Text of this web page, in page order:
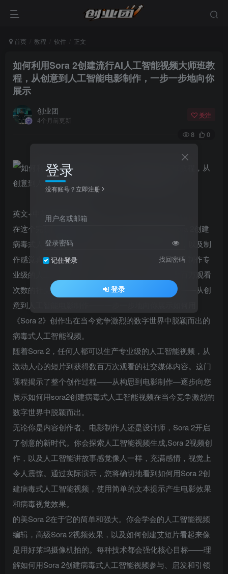
首页 教程 软件 正文
如何利用Sora 2创建流行AI人工智能视频大师班教
程，从创意到人工智能电影制作，一步一步地向你
展示
创业团
4个月前更新
关注
8 0
英文+中英字幕|1080P
在这个完整的
大师班中，你将发现如何用Sora 2创建
病毒式人工智能视频，将文本转换成电影视觉效果，以及制
作感觉真实生动的故事。有了Sora 2，任何人都可以制作专
业级的人工智能视频，从令人惊叹的短片到获得数百万观看
次数的社交媒体内容。本课程揭示了整个创作过程——从创
意到人工智能电影制作——一步一步地向你展示如何用
《Sora 2》创作出在当今竞争激烈的数字世界中脱颖而出的
病毒式人工智能视频。
随着Sora 2，任何人都可以生产专业级的人工智能视频，从
激动人心的短片到获得数百万次观看的社交媒体内容。这门
课程揭示了整个创作过程——从构思到电影制作—逐步向您
展示如何用sora2创建病毒式人工智能视频在当今竞争激烈的
数字世界中脱颖而出。
无论你是内容创作者、电影制作人还是设计师，Sora 2开启
了创意的新时代。你会探索人工智能视频生成,Sora 2视频创
作，以及人工智能讲故事感觉像人一样，充满感情，视觉上
令人震惊。通过实际演示，您将确切地看到如何用Sora 2创
建病毒式人工智能视频，使用简单的文本提示产生电影效果
和病毒视觉效果。
的美Sora 2在于它的简单和强大。你会学会的人工智能视频
编辑，高级Sora 2视频效果，以及如何创建艾短片看起来像
是用好莱坞摄像机拍的。每种技术都会强化核心目标——理
解如何用Sora 2创建病毒式人工智能视频参与、启发和引领
登录
没有账号？立即注册
用户名或邮箱
登录密码
记住登录 找回密码
登录